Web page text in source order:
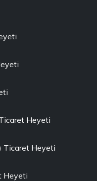
Heyeti
Ticaret Heyeti
Heyeti